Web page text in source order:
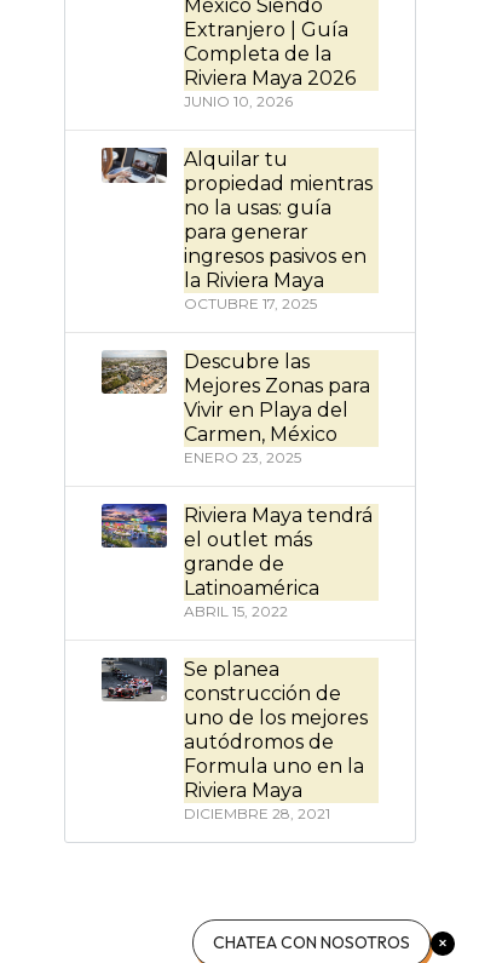
México Siendo
Extranjero | Guía
Completa de la
Riviera Maya 2026
JUNIO 10, 2026
Alquilar tu
propiedad mientras
no la usas: guía
para generar
ingresos pasivos en
la Riviera Maya
OCTUBRE 17, 2025
Descubre las
Mejores Zonas para
Vivir en Playa del
Carmen, México
ENERO 23, 2025
Riviera Maya tendrá
el outlet más
grande de
Latinoamérica
ABRIL 15, 2022
Se planea
construcción de
uno de los mejores
autódromos de
Formula uno en la
Riviera Maya
DICIEMBRE 28, 2021
CHATEA CON NOSOTROS